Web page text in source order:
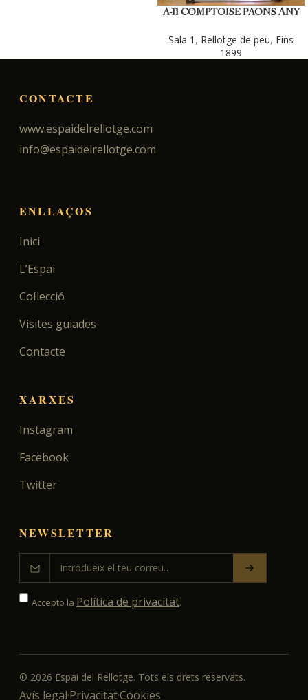
A-11 COMPTOISE PAONS ANY
Sala 1 , Rellotge de peu, Fins
1899
CONTACTE
www.espaidelrellotge.com
info@espaidelrellotge.com
ENLLAÇOS
Inici
L’Espai
Col·lecció
Visites guiades
Contacte
XARXES
Instagram
Facebook
Twitter
NEWSLETTER
Accepto la Política de privacitat.
© 2026 Espai del Rellotge. Tots els drets reservats.
Avís legal·Privacitat·Cookies